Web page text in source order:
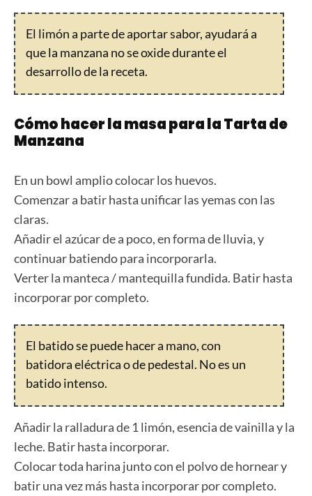
El limón a parte de aportar sabor, ayudará a
que la manzana no se oxide durante el
desarrollo de la receta.
Cómo hacer la masa para la Tarta de
Manzana
En un bowl amplio colocar los huevos.
Comenzar a batir hasta unificar las yemas con las
claras.
Añadir el azúcar de a poco, en forma de lluvia, y
continuar batiendo para incorporarla.
Verter la manteca / mantequilla fundida. Batir hasta
incorporar por completo.
El batido se puede hacer a mano, con
batidora eléctrica o de pedestal. No es un
batido intenso.
Añadir la ralladura de 1 limón, esencia de vainilla y la
leche. Batir hasta incorporar.
Colocar toda harina junto con el polvo de hornear y
batir una vez más hasta incorporar por completo.